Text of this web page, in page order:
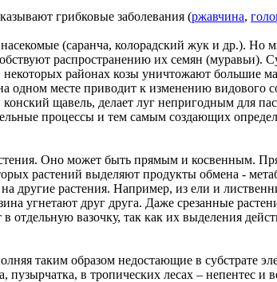
грибковые заболевания (ржавчина,
(саранча, колорадский жук и др.). Но
распространению их семян (муравьи).
районах козы уничтожают большие
одном месте приводит к изменению видового
щавель, делает луг непригодным для
процессы и тем самым создающих
Оно может быть прямым и косвенным.
растений выделяют продукты обмена -
на другие растения. Например, из ели и
угнетают друг друга. Даже срезанные
отдельную вазочку, так как их выделения
таким образом недостающие в субстрате
в тропических лесах – непентес и